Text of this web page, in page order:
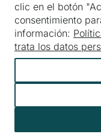
PÁGINAS
Máquinas
INDUSTRIAS
Industria cárnica
La industria de
clic en el botón
consentimiento
información:
trata los datos